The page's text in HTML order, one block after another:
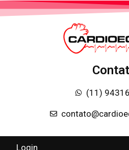
(11)
Login